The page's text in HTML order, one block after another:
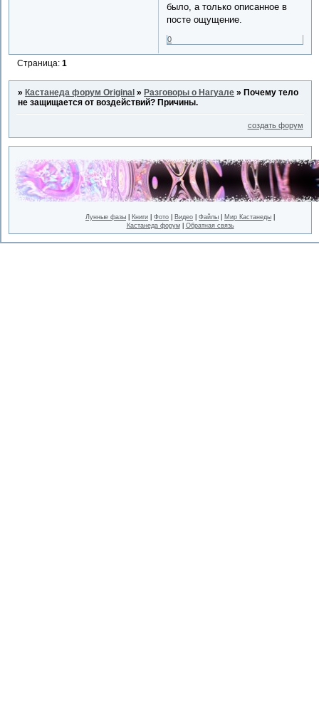
было, а только описанное в
посте ощущение.
0
Страница:1
» Кастанеда форум Original » Разговоры о Нагуале » Почему тело
не защищается от воздействий? Причины.
создать форум
Лунные фазы Книги Фото Видео Файлы Мир Кастанеды
Кастанеда форум| Обратная связь